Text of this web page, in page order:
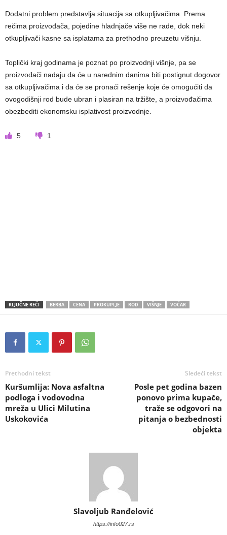
Dodatni problem predstavlja situacija sa otkupljivačima. Prema
rečima proizvođača, pojedine hladnjače više ne rade, dok neki
otkupljivači kasne sa isplatama za prethodno preuzetu višnju.
Toplički kraj godinama je poznat po proizvodnji višnje, pa se
proizvođači nadaju da će u narednim danima biti postignut dogovor
sa otkupljivačima i da će se pronaći rešenje koje će omogućiti da
ovogodišnji rod bude ubran i plasiran na tržište, a proizvođačima
obezbediti ekonomsku isplativost proizvodnje.
5 1
KLJUČNE REČI BERBA CENA PROKUPLJE ROD VIŠNJE VOĆAR
Prethodni tekst
Kuršumlija: Nova asfaltna
podloga i vodovodna
mreža u Ulici Milutina
Uskokovića
Sledeći tekst
Posle pet godina bazen
ponovo prima kupače,
traže se odgovori na
pitanja o bezbednosti
objekta
Slavoljub Ranđelović
https://info027.rs